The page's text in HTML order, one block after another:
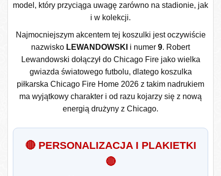
model, który przyciąga uwagę zarówno na stadionie, jak
i w kolekcji.
Najmocniejszym akcentem tej koszulki jest oczywiście
nazwisko LEWANDOWSKI i numer 9. Robert
Lewandowski dołączył do Chicago Fire jako wielka
gwiazda światowego futbolu, dlatego koszulka
piłkarska Chicago Fire Home 2026 z takim nadrukiem
ma wyjątkowy charakter i od razu kojarzy się z nową
energią drużyny z Chicago.
🔴 PERSONALIZACJA I PLAKIETKI
🔴